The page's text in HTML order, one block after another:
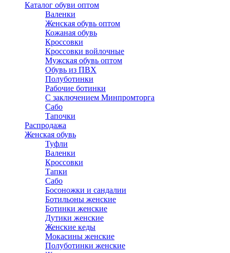
Каталог обуви оптом
Валенки
Женская обувь оптом
Кожаная обувь
Кроссовки
Кроссовки войлочные
Мужская обувь оптом
Обувь из ПВХ
Полуботинки
Рабочие ботинки
С заключением Минпромторга
Сабо
Тапочки
Распродажа
Женская обувь
Туфли
Валенки
Кроссовки
Тапки
Сабо
Босоножки и сандалии
Ботильоны женские
Ботинки женские
Дутики женские
Женские кеды
Мокасины женские
Полуботинки женские